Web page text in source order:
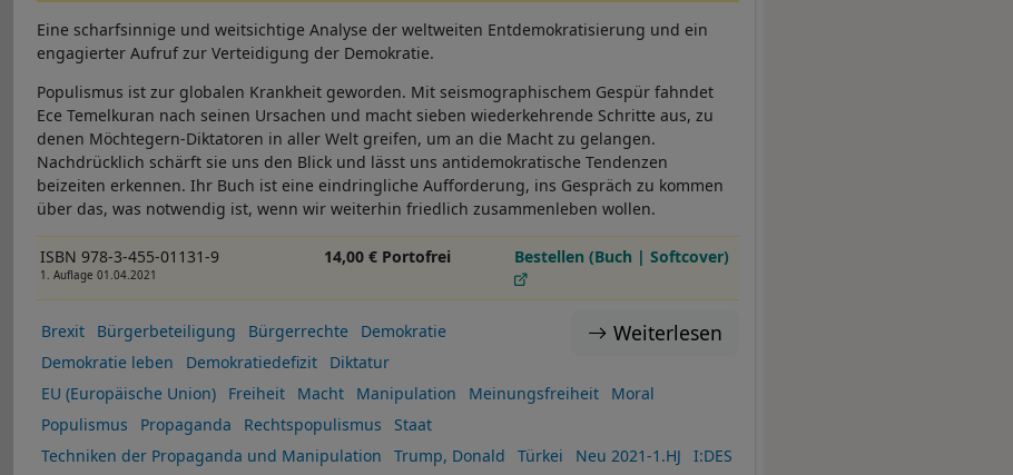
Eine scharfsinnige und weitsichtige Analyse der weltweiten Entdemokratisierung und ein
engagierter Aufruf zur Verteidigung der Demokratie.
Populismus ist zur globalen Krankheit geworden. Mit seismographischem Gespür fahndet
Ece Temelkuran nach seinen Ursachen und macht sieben wiederkehrende Schritte aus, zu
denen Möchtegern-Diktatoren in aller Welt greifen, um an die Macht zu gelangen.
Nachdrücklich schärft sie uns den Blick und lässt uns antidemokratische Tendenzen
beizeiten erkennen. Ihr Buch ist eine eindringliche Aufforderung, ins Gespräch zu kommen
über das, was notwendig ist, wenn wir weiterhin friedlich zusammenleben wollen.
ISBN 978-3-455-01131-9
1. Auflage 01.04.2021
14,00 € Portofrei Bestellen (Buch | Softcover)
Weiterlesen
Brexit Bürgerbeteiligung Bürgerrechte
Demokratie
Demokratie leben
Demokratiedefizit
Diktatur
EU (Europäische Union)
Freiheit Macht Manipulation Meinungsfreiheit
Moral
Populismus
Propaganda Rechtspopulismus
Staat
Techniken der Propaganda und Manipulation
Trump, Donald Türkei Neu 2021-1.HJ
I:DES